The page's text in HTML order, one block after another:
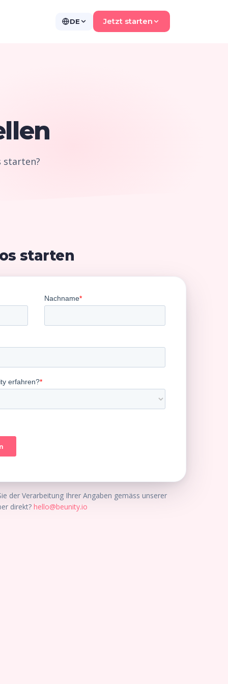
DE Jetzt starten
starten?
starten
der Verarbeitung Ihrer Angaben gemäss unserer
direkt? hello@beunity.io